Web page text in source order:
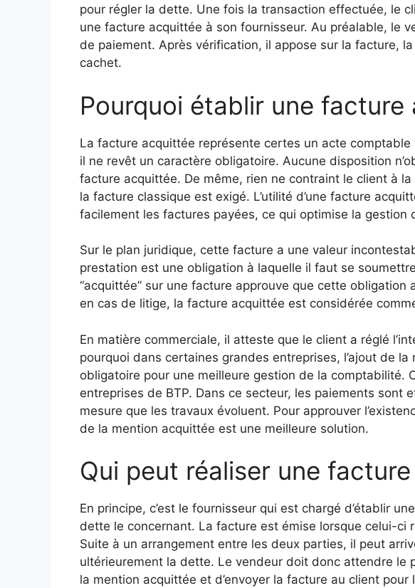
pour régler la dette. Une fois la transaction effectuée, le
une facture acquittée à son fournisseur. Au préalable, le
de paiement. Après vérification, il appose sur la facture, la
cachet.
Pourquoi établir une facture
La facture acquittée représente certes un acte
il ne revêt un caractère obligatoire. Aucune disposition
facture acquittée. De même, rien ne contraint le client à la
la facture classique est exigé. L’utilité d’une facture
facilement les factures payées, ce qui optimise la gestion
Sur le plan juridique, cette facture a une valeur
prestation est une obligation à laquelle il faut se
“acquittée” sur une facture approuve que cette obligation
en cas de litige, la facture acquittée est considérée
En matière commerciale, il atteste que le client a réglé
pourquoi dans certaines grandes entreprises, l’ajout de la
obligatoire pour une meilleure gestion de la comptabilité.
entreprises de BTP. Dans ce secteur, les paiements sont
mesure que les travaux évoluent. Pour approuver
de la mention acquittée est une meilleure solution.
Qui peut réaliser une
En principe, c’est le fournisseur qui est chargé d’établir
dette le concernant. La facture est émise lorsque celui-ci
Suite à un arrangement entre les deux parties, il peut
ultérieurement la dette. Le vendeur doit donc attendre le
la mention acquittée et d’envoyer la facture au client